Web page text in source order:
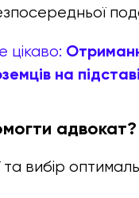
цікаво:
на
адвокат?
та вибір